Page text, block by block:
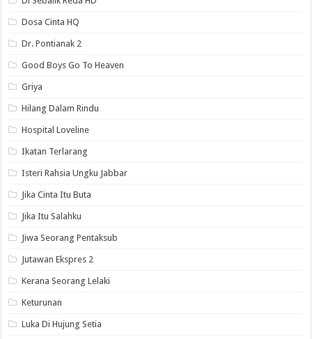
Dosa Cinta HQ
Dr. Pontianak 2
Good Boys Go To Heaven
Griya
Hilang Dalam Rindu
Hospital Loveline
Ikatan Terlarang
Isteri Rahsia Ungku Jabbar
Jika Cinta Itu Buta
Jika Itu Salahku
Jiwa Seorang Pentaksub
Jutawan Ekspres 2
Kerana Seorang Lelaki
Keturunan
Luka Di Hujung Setia